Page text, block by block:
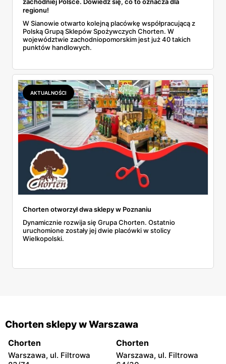
zachodniej Polsce. Dowiedz się, co to oznacza dla
regionu!
W Sianowie otwarto kolejną placówkę współpracującą z
Polską Grupą Sklepów Spożywczych Chorten. W
województwie zachodniopomorskim jest już 40 takich
punktów handlowych.
AKTUALNOŚCI
Chorten otworzył dwa sklepy w Poznaniu
Dynamicznie rozwija się Grupa Chorten. Ostatnio
uruchomione zostały jej dwie placówki w stolicy
Wielkopolski.
Chorten sklepy w Warszawa
Chorten
Warszawa, ul. Filtrowa
Chorten
Warszawa, ul. Filtrowa